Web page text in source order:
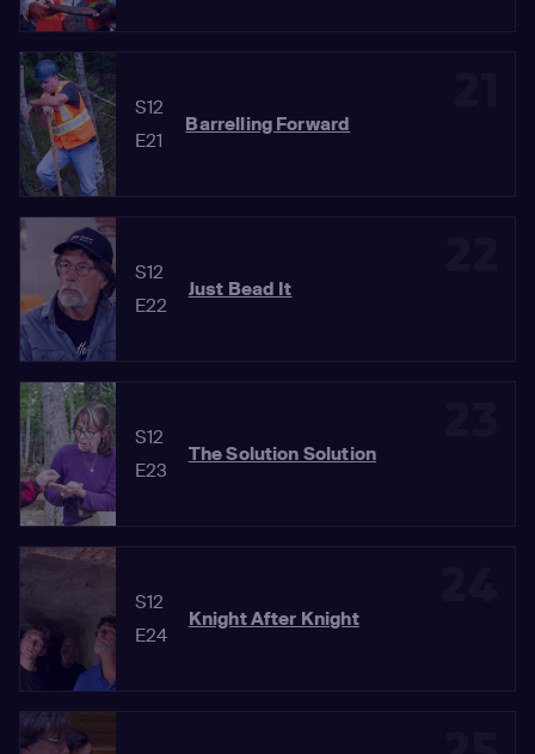
S12
E21
Barrelling Forward
S12
E22
Just Bead It
S12
E23
The Solution Solution
S12
E24
Knight After Knight